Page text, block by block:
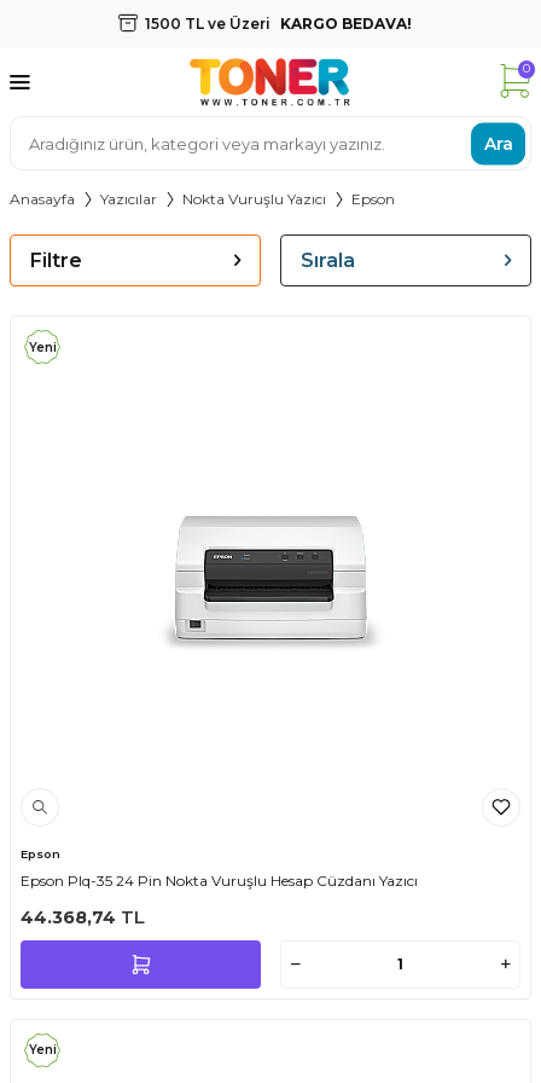
1500 TL ve Üzeri KARGO BEDAVA!
Ara
0
Anasayfa Yazıcılar Nokta Vuruşlu Yazıcı Epson
Filtre Sırala
Yeni
Epson
Epson Plq-35 24 Pin Nokta Vuruşlu Hesap Cüzdanı Yazıcı
44.368,74 TL
Yeni